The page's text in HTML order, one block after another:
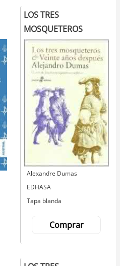
LOS TRES
MOSQUETEROS
Autor
Alexandre Dumas
Editorial
EDHASA
Tapa blanda
Comprar